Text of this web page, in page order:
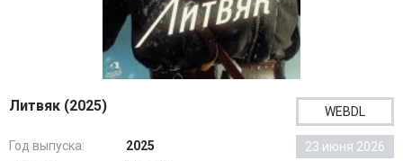
Литвяк (2025) WEBDL
23 июня 2026
Год выпуска:
2025